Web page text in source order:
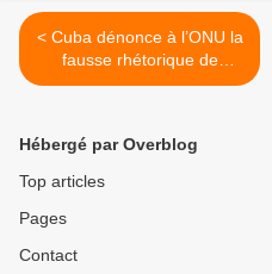
< Cuba dénonce à l’ONU la
fausse rhétorique de
protection des populations
puissances
Hébergé par Overblog
Top articles
Pages
Contact